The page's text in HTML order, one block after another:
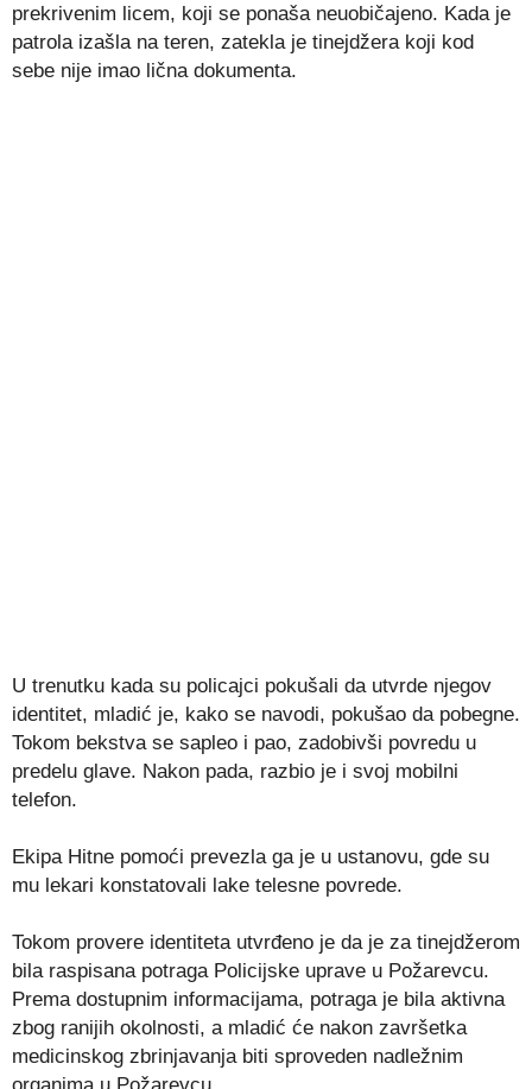
prekrivenim licem, koji se ponaša neuobičajeno. Kada je
patrola izašla na teren, zatekla je tinejdžera koji kod
sebe nije imao lična dokumenta.
U trenutku kada su policajci pokušali da utvrde njegov
identitet, mladić je, kako se navodi, pokušao da pobegne.
Tokom bekstva se sapleo i pao, zadobivši povredu u
predelu glave. Nakon pada, razbio je i svoj mobilni
telefon.
Ekipa Hitne pomoći prevezla ga je u ustanovu, gde su
mu lekari konstatovali lake telesne povrede.
Tokom provere identiteta utvrđeno je da je za tinejdžerom
bila raspisana potraga Policijske uprave u Požarevcu.
Prema dostupnim informacijama, potraga je bila aktivna
zbog ranijih okolnosti, a mladić će nakon završetka
medicinskog zbrinjavanja biti sproveden nadležnim